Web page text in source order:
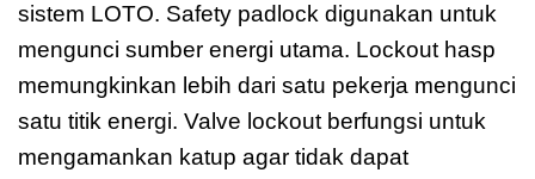
sistem LOTO. Safety padlock digunakan untuk
mengunci sumber energi utama. Lockout hasp
memungkinkan lebih dari satu pekerja mengunci
satu titik energi. Valve lockout berfungsi untuk
mengamankan katup agar tidak dapat